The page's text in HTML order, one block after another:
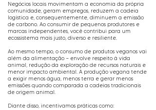
Negócios locais movimentam a economia da própria
comunidade, geram empregos, reduzem a cadeia
logística e, consequentemente, diminuem a emissão
de carbono. Ao consumir de pequenos produtores e
marcas independentes, você contribui para um
ecossistema mais justo, diverso e resiliente.
Ao mesmo tempo, o consumo de produtos veganos vai
além da alimentação — envolve respeito à vida
animal, redução da exploração de recursos naturais e
menor impacto ambiental. A produção vegana tende
a exigir menos água, menos terra e gerar menos
emissões quando comparada a cadeias tradicionais
de origem animal.
Diante disso, incentivamos práticas como: